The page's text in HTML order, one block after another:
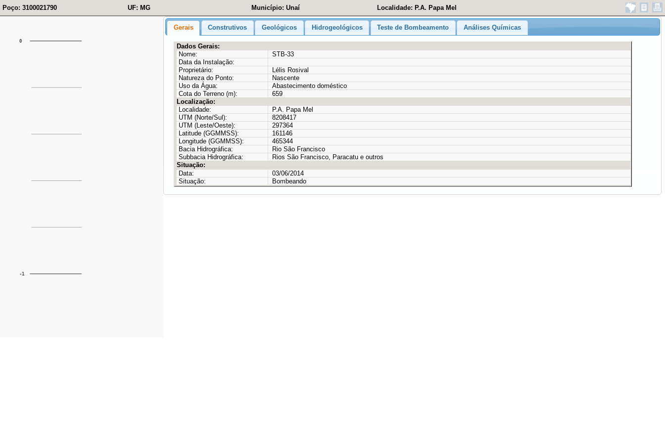
Poço: 3100021790 UF: MG Município: Unaí Localidade: P.A. Papa Mel
Gerais Construtivos Geológicos Hidrogeológicos Teste de Bombeamento Análises Químicas
Dados Gerais:
Nome:
STB-33
Data da Instalação:
Proprietário:
Lélis Rosival
Natureza do Ponto:
Nascente
Uso da Água:
Abastecimento doméstico
Cota do Terreno (m):
659
Localização:
Localidade:
P.A. Papa Mel
UTM (Norte/Sul):
8208417
UTM (Leste/Oeste):
297364
Latitude (GGMMSS):
161146
Longitude (GGMMSS):
465344
Bacia Hidrográfica:
Rio São Francisco
Subbacia Hidrográfica:
Rios São Francisco, Paracatu e outros
Situação:
Data:
03/06/2014
Situação:
Bombeando